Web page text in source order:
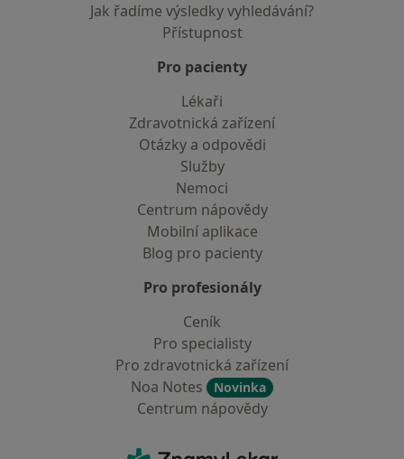
Jak řadíme výsledky vyhledávání?
Přístupnost
Pro pacienty
Lékaři
Zdravotnická zařízení
Otázky a odpovědi
Služby
Nemoci
Centrum nápovědy
Mobilní aplikace
Blog pro pacienty
Pro profesionály
Ceník
Pro specialisty
Pro zdravotnická zařízení
Noa Notes
Novinka
Centrum nápovědy
ZnamyLekar - Hlavní stránka